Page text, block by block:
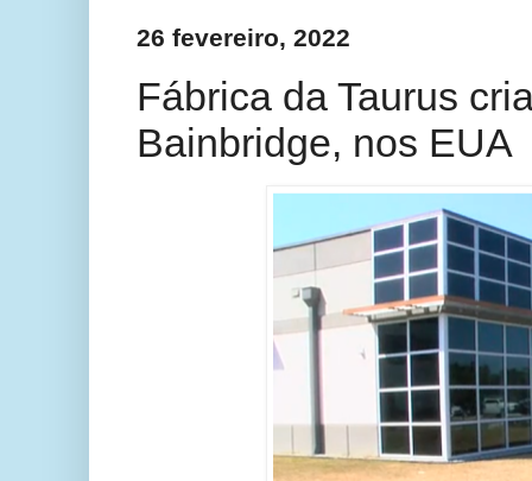
26 fevereiro, 2022
Fábrica da Taurus
Bainbridge, nos EUA